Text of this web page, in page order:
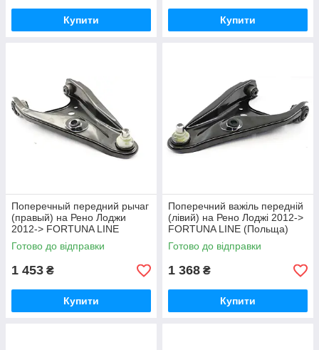
Купити Купити
Поперечный передний рычаг
(правый) на Рено Лоджи
2012-> FORTUNA LINE
(Польша) FZ5798
Готово до відправки
1 453 ₴
Купити
Поперечний важіль передній
(лівий) на Рено Лоджі 2012->
FORTUNA LINE (Польща)
FZ5797
Готово до відправки
1 368 ₴
Купити